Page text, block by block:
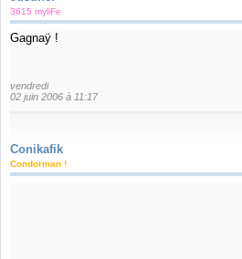
3615 myliFe
Gagnaÿ !
vendredi
02 juin 2006 à 11:17
Conikafik
Condorman !